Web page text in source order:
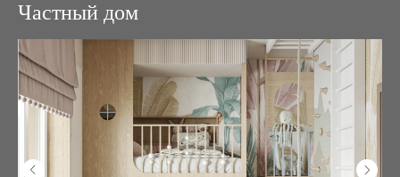
Частный дом